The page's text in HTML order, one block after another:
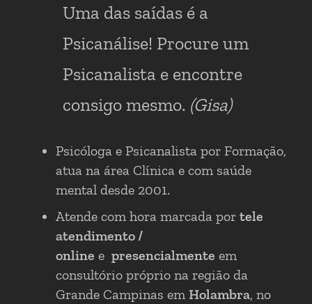
Uma das saídas é a
Psicanálise! Procure um
Psicanalista e encontre
consigo mesmo. (Gisa)
Psicóloga e Psicanalista por Formação,
atua na área Clínica e com saúde
mental desde 2001.
Atende com hora marcada por tele
atendimento /
online e presencialmente em
consultório próprio na região da
Grande Campinas em Holambra, no